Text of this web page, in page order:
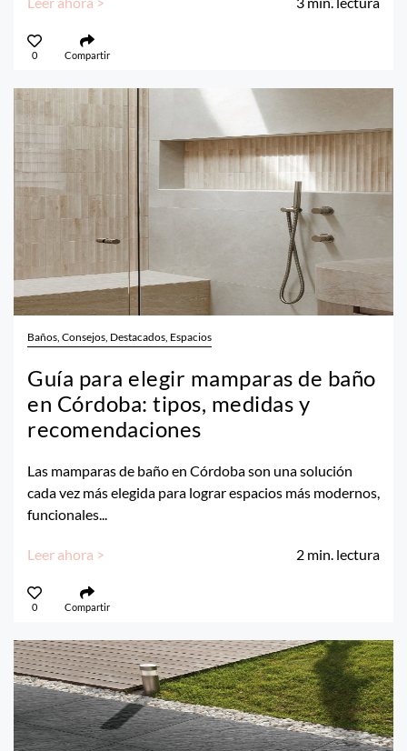
0 Compartir
Baños, Consejos, Destacados, Espacios
Guía para elegir mamparas de baño
en Córdoba: tipos, medidas y
recomendaciones
Las mamparas de baño en Córdoba son una solución
cada vez más elegida para lograr espacios más modernos,
funcionales...
Leer ahora > 2 min. lectura
0 Compartir